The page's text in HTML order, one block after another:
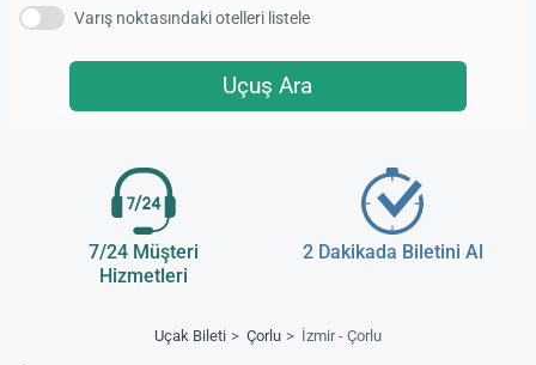
Varış noktasındaki otelleri listele
Uçuş Ara
7/24 Müşteri
Hizmetleri
2 Dakikada Biletini Al
Uçak Bileti Çorlu İzmir - Çorlu